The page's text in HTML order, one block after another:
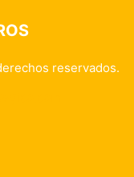
reservados.